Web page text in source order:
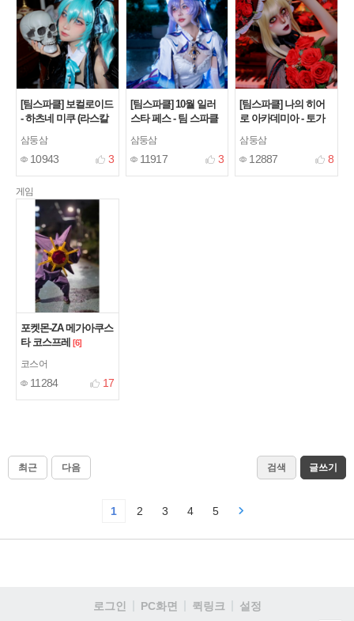
[팀스파클] 보컬로이드
- 하츠네 미쿠 (라스칼
삼둥삼
10943 3
[팀스파클] 10월 일러
스타 페스 - 팀 스파클
삼둥삼
11917 3
[팀스파클] 나의 히어
로 아카데미아 - 토가
ver.) 코스프레
삼둥삼
12887 8
게임
포켓몬-ZA 메가아쿠스
타 코스프레
[6]
코스어
11284 17
최근 다음 검색 글쓰기
1 2 3 4 5
로그인 PC화면 퀵링크
설정